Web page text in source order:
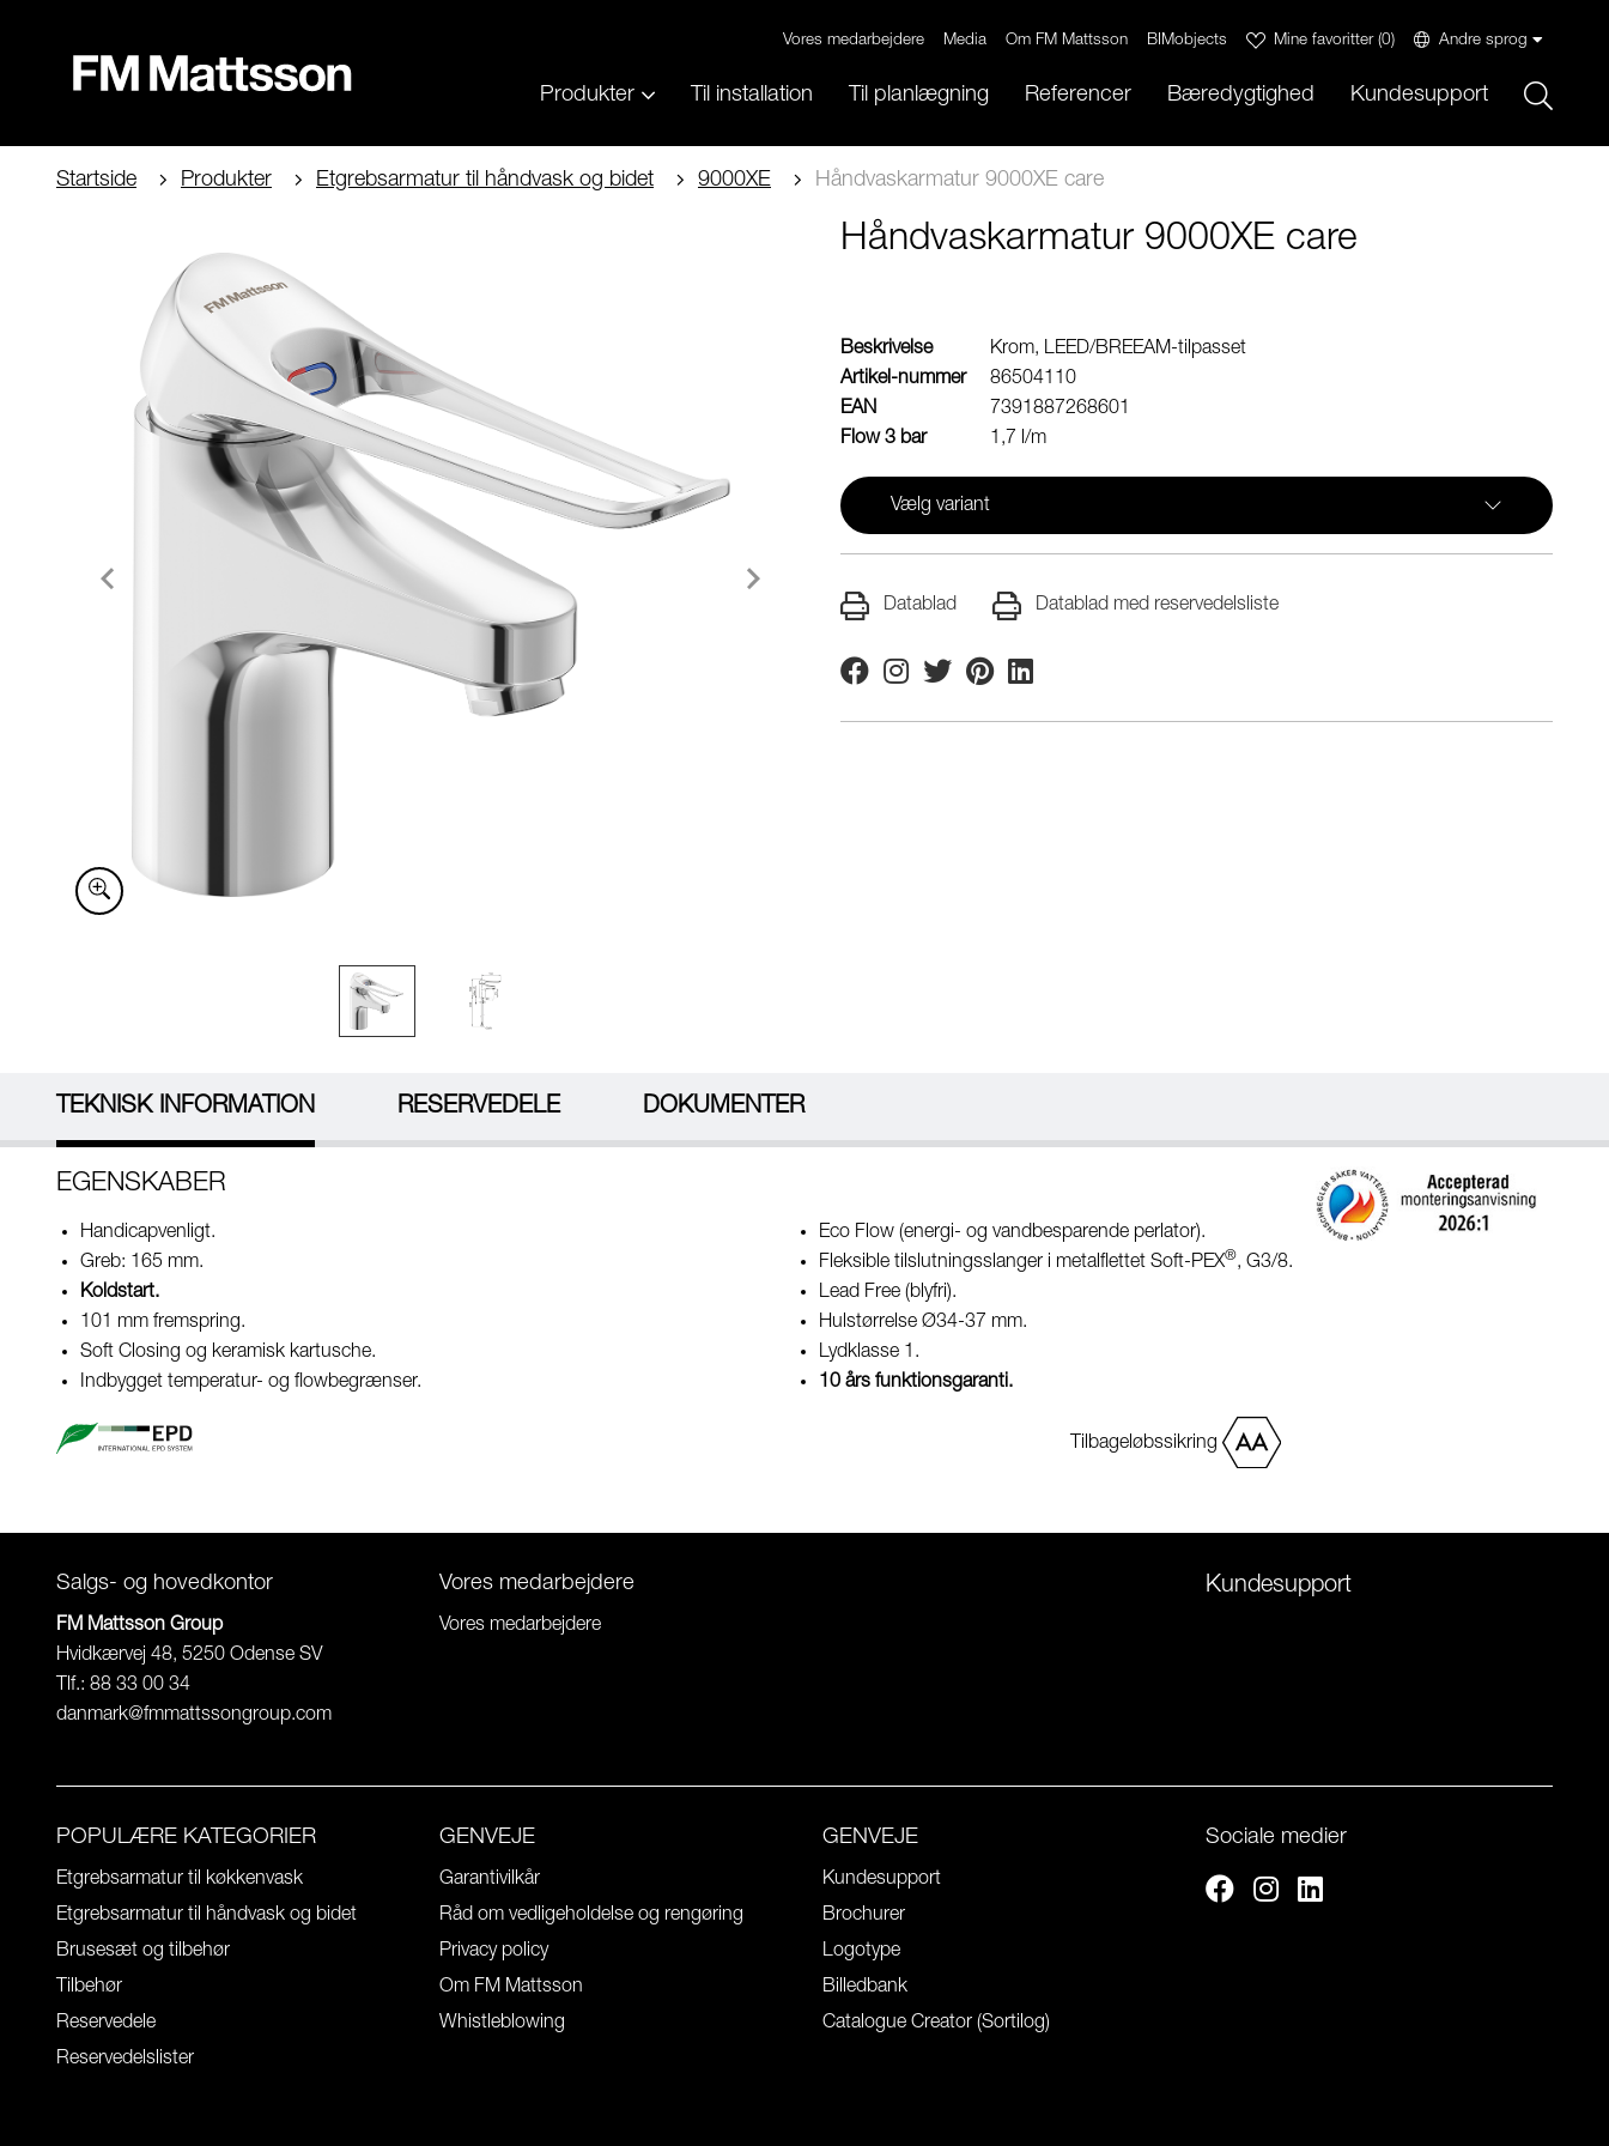
Vores medarbejdere Media Om FM Mattsson BIMobjects Mine favoritter(0) Andre sprog
Produkter Til installation Til planlægning Referencer Bæredygtighed Kundesupport
Startside Produkter Etgrebsarmatur til håndvask og bidet 9000XE Håndvaskarmatur 9000XE care
Håndvaskarmatur 9000XE care
Beskrivelse
Krom, LEED/BREEAM-tilpasset
Artikel-nummer
86504110
EAN
7391887268601
Flow 3 bar
1,7 l/m
Vælg variant
Datablad Datablad med reservedelsliste
FacebookInstagram
TwitterPinterestLinkedin
TEKNISK INFORMATION RESERVEDELE DOKUMENTER
EGENSKABER
Handicapvenligt.
Greb: 165 mm.
Koldstart.
101 mm fremspring.
Soft Closing og keramisk kartusche.
Indbygget temperatur- og flowbegrænser.
Eco Flow (energi- og vandbesparende perlator).
Fleksible tilslutningsslanger i metalflettet Soft-PEX®, G3/8.
Lead Free (blyfri).
Hulstørrelse Ø34-37 mm.
Lydklasse 1.
10 års funktionsgaranti.
Tilbageløbssikring
Salgs- og hovedkontor
FM Mattsson Group
Hvidkærvej 48, 5250 Odense SV
Tlf.: 88 33 00 34
danmark@fmmattssongroup.com
Vores medarbejdere
Vores medarbejdere
Kundesupport
POPULÆRE KATEGORIER
Etgrebsarmatur til køkkenvask
Etgrebsarmatur til håndvask og bidet
Brusesæt og tilbehør
Tilbehør
Reservedele
Reservedelslister
GENVEJE
Garantivilkår
Råd om vedligeholdelse og rengøring
Privacy policy
Om FM Mattsson
Whistleblowing
GENVEJE
Kundesupport
Brochurer
Logotype
Billedbank
Catalogue Creator (Sortilog)
Sociale medier
FacebookInstagram